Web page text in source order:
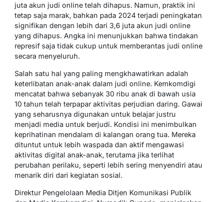
juta akun judi online telah dihapus. Namun, praktik ini
tetap saja marak, bahkan pada 2024 terjadi peningkatan
signifikan dengan lebih dari 3,6 juta akun judi online
yang dihapus. Angka ini menunjukkan bahwa tindakan
represif saja tidak cukup untuk memberantas judi online
secara menyeluruh.
Salah satu hal yang paling mengkhawatirkan adalah
keterlibatan anak-anak dalam judi online. Kemkomdigi
mencatat bahwa sebanyak 30 ribu anak di bawah usia
10 tahun telah terpapar aktivitas perjudian daring. Gawai
yang seharusnya digunakan untuk belajar justru
menjadi media untuk berjudi. Kondisi ini menimbulkan
keprihatinan mendalam di kalangan orang tua. Mereka
dituntut untuk lebih waspada dan aktif mengawasi
aktivitas digital anak-anak, terutama jika terlihat
perubahan perilaku, seperti lebih sering menyendiri atau
menarik diri dari kegiatan sosial.
Direktur Pengelolaan Media Ditjen Komunikasi Publik